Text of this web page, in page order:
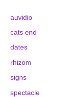
auvidio
cats end
dates
rhizom
signs
spectacle